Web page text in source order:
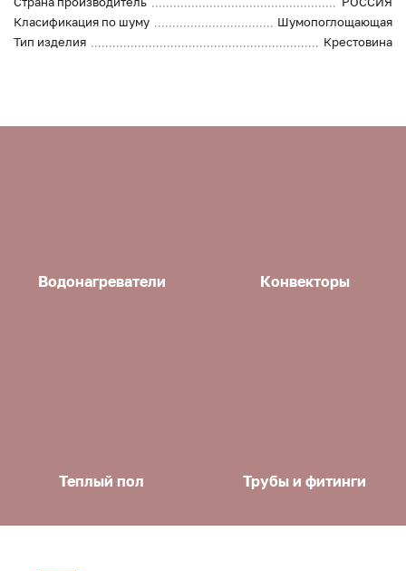
Класификация по шуму
Шумопоглощающая
Тип изделия
Крестовина
Водонагреватели Конвекторы
Теплый пол Трубы и фитинги